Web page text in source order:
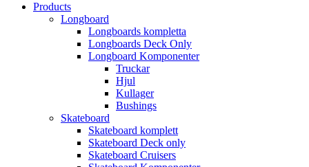
Products
Longboard
Longboards kompletta
Longboards Deck Only
Longboard Komponenter
Truckar
Hjul
Kullager
Bushings
Skateboard
Skateboard komplett
Skateboard Deck only
Skateboard Cruisers